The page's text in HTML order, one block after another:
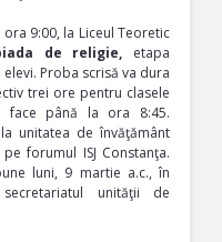
9:00, la Liceul Teoretic
de religie, etapa
elevi. Proba scrisă va dura
trei ore pentru clasele
face până la ora 8:45.
unitatea de învăţământ
forumul ISJ Constanţa.
luni, 9 martie a.c., în
unităţii de